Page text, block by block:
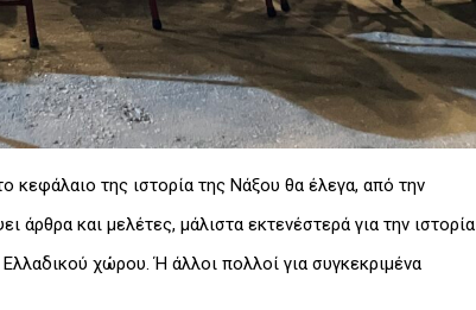
της ιστορία της Νάξου θα έλεγα, από την
άρθρα και μελέτες, μάλιστα εκτενέστερά για την ιστορία
χώρου. Ή άλλοι πολλοί για συγκεκριμένα